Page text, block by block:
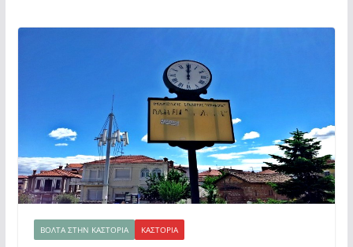
ΒΌΛΤΑ ΣΤΗΝ ΚΑΣΤΟΡΙΆ ΚΑΣΤΟΡΙΆ